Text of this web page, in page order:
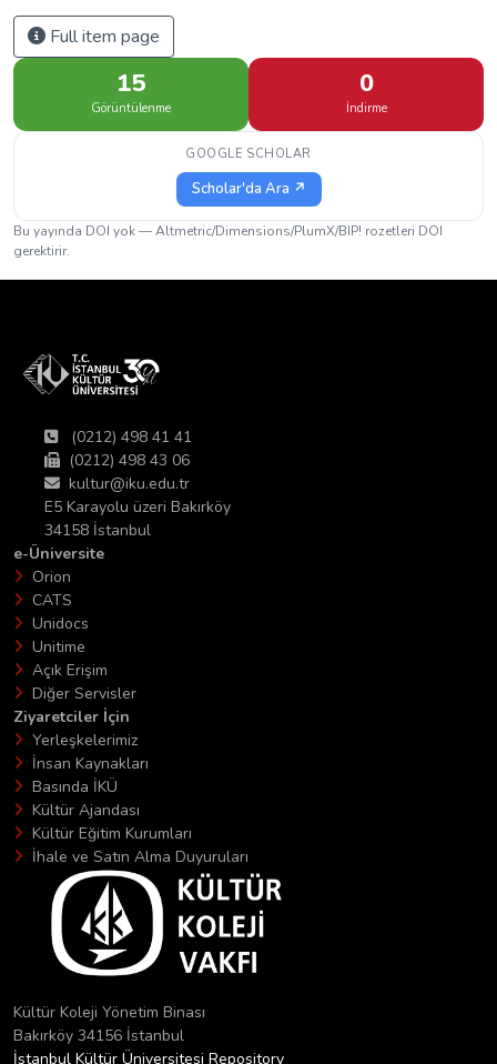
Full item page
15
Görüntülenme
0
İndirme
GOOGLE SCHOLAR
Scholar'da Ara ↗
Bu yayında DOI yok — Altmetric/Dimensions/PlumX/BIP! rozetleri DOI
gerektirir.
(0212) 498 41 41
(0212) 498 43 06
kultur@iku.edu.tr
E5 Karayolu üzeri Bakırköy
34158 İstanbul
e-Üniversite
Orion
CATS
Unidocs
Unitime
Açık Erişim
Diğer Servisler
Ziyaretciler İçin
Yerleşkelerimiz
İnsan Kaynakları
Basında İKÜ
Kültür Ajandası
Kültür Eğitim Kurumları
İhale ve Satın Alma Duyuruları
Kültür Koleji Yönetim Binası
Bakırköy 34156 İstanbul
İstanbul Kültür Üniversitesi Repository